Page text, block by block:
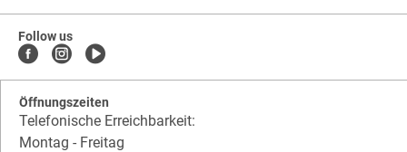
Follow us
Öffnungszeiten
Telefonische Erreichbarkeit:
Montag - Freitag